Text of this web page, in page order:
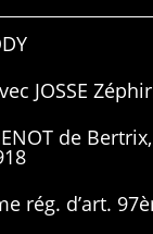
JOSSE
de
rég. d’art.